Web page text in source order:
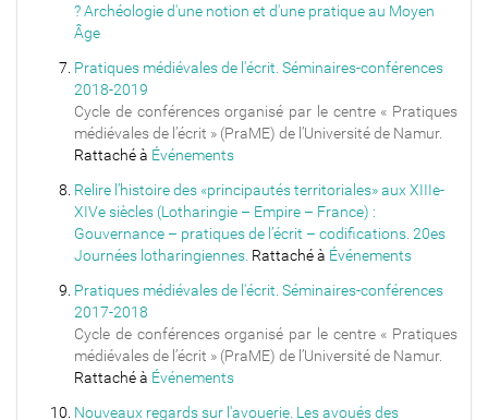
? Archéologie d'une notion et d'une pratique au Moyen
Âge
Pratiques médiévales de l'écrit. Séminaires-conférences
2018-2019
Cycle de conférences organisé par le centre « Pratiques
médiévales de l’écrit » (PraME) de l’Université de Namur.
Rattaché à Événements
Relire l’histoire des «principautés territoriales» aux XIIIe-
XIVe siècles (Lotharingie – Empire – France) :
Gouvernance – pratiques de l’écrit – codifications. 20es
Journées lotharingiennes. Rattaché à Événements
Pratiques médiévales de l'écrit. Séminaires-conférences
2017-2018
Cycle de conférences organisé par le centre « Pratiques
médiévales de l’écrit » (PraME) de l’Université de Namur.
Rattaché à Événements
Nouveaux regards sur l'avouerie. Les avoués des